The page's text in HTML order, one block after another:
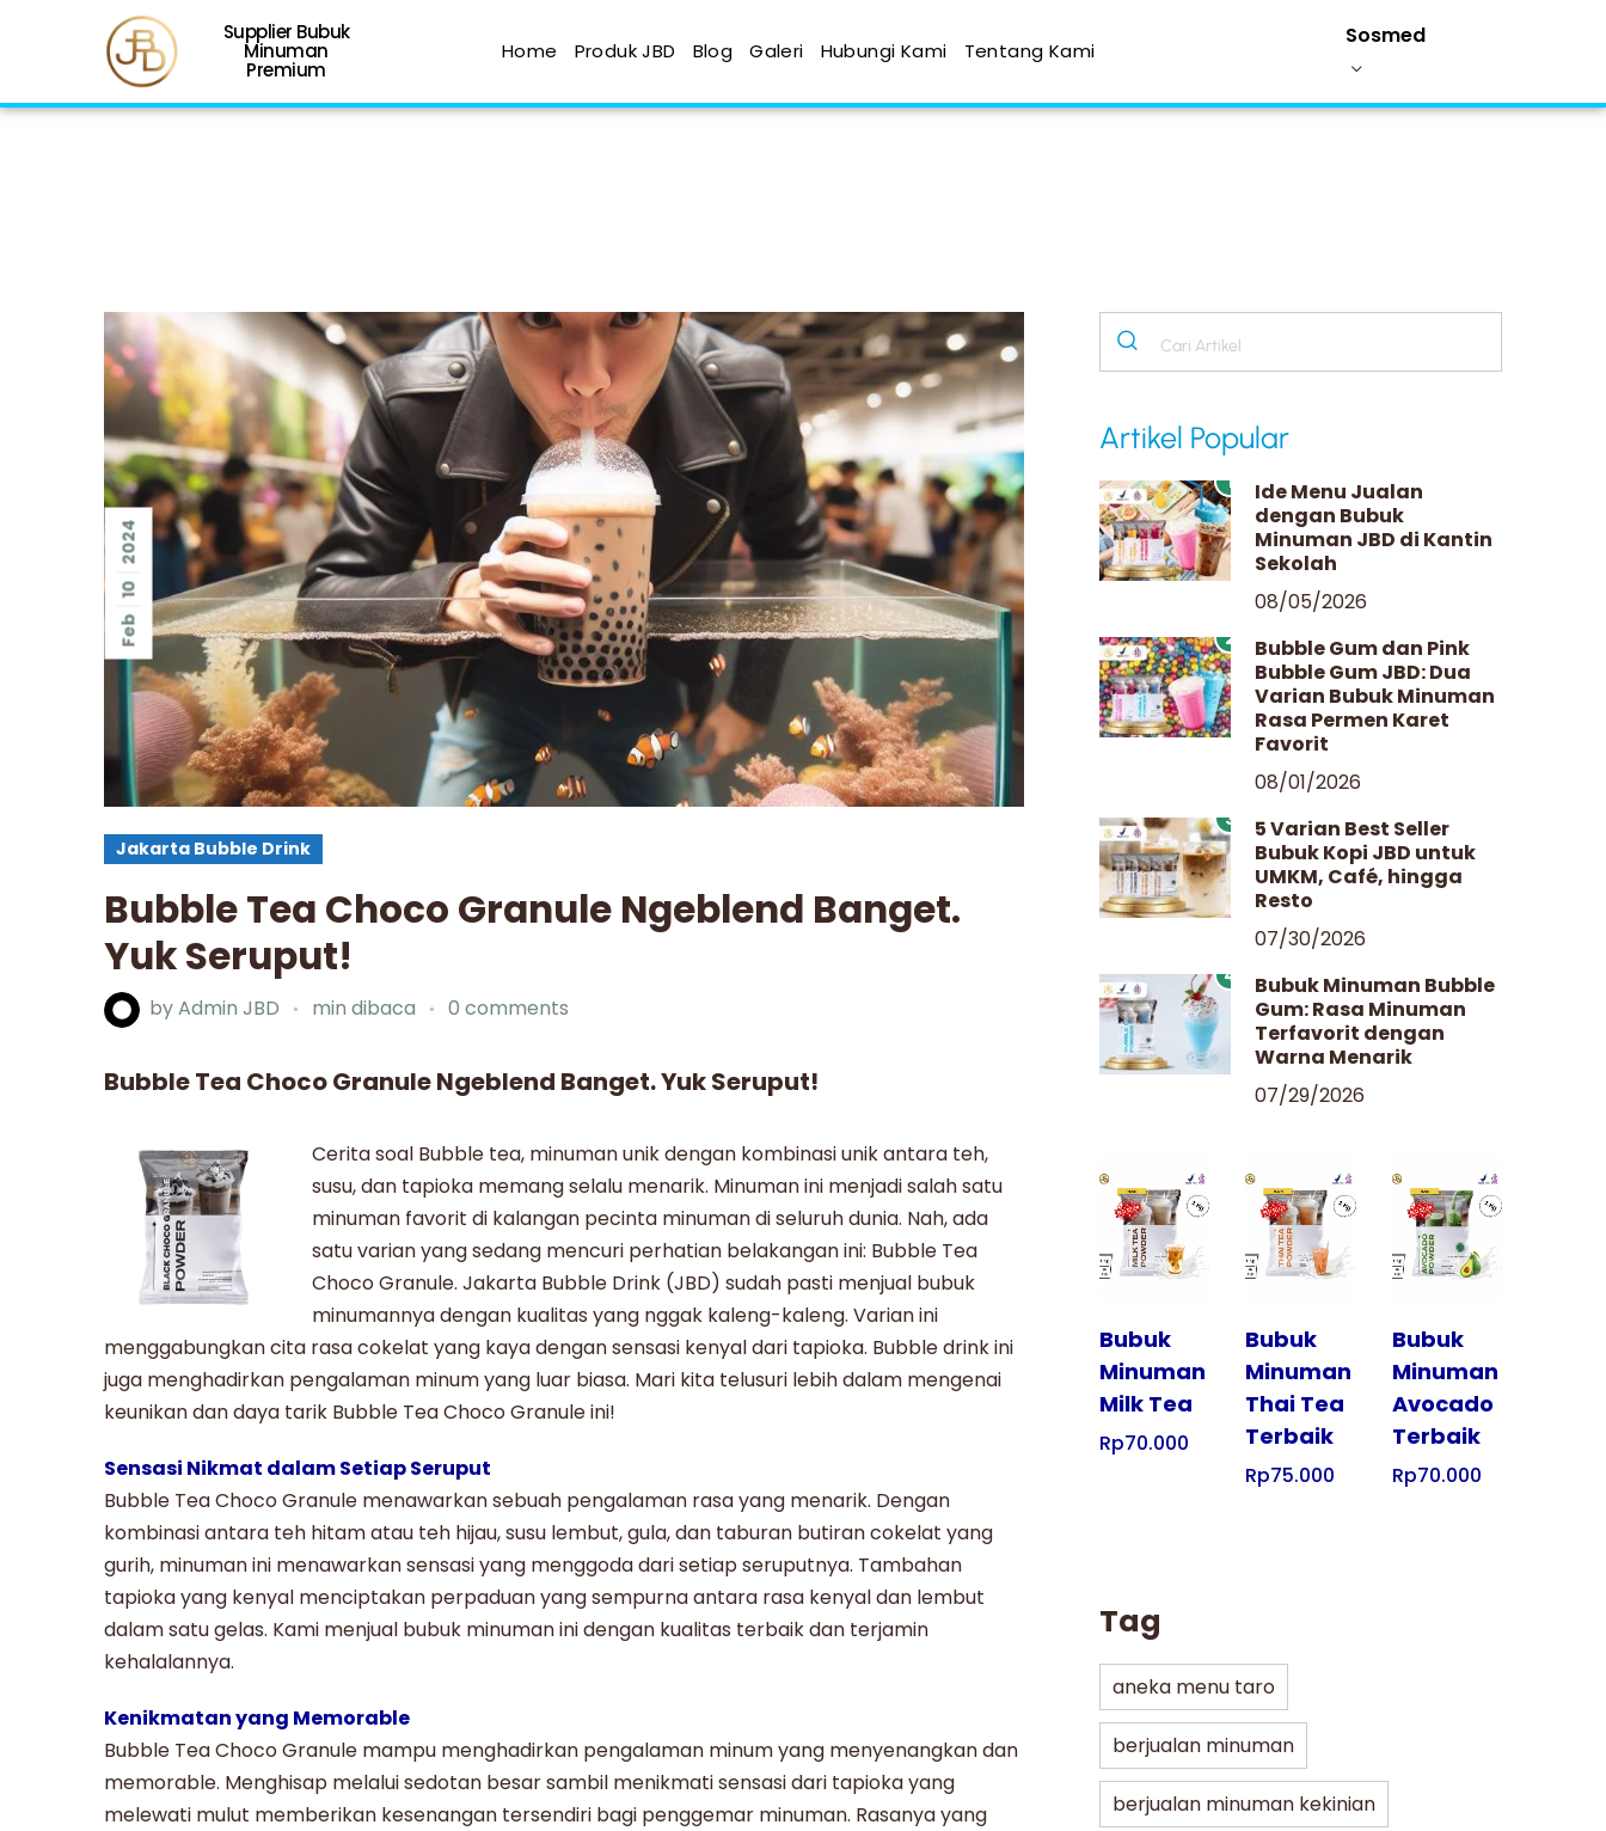
Supplier Bubuk
Minuman
Premium
Home Produk JBD Blog Galeri Hubungi Kami Tentang Kami
Sosmed
Feb
10
2024
Jakarta Bubble Drink
Bubble Tea Choco Granule Ngeblend Banget.
Yuk Seruput!
byAdmin JBD min dibaca 0 comments
Bubble Tea Choco Granule Ngeblend Banget. Yuk Seruput!
Cerita soal Bubble tea, minuman unik dengan kombinasi unik antara teh,
susu, dan tapioka memang selalu menarik. Minuman ini menjadi salah satu
minuman favorit di kalangan pecinta minuman di seluruh dunia. Nah, ada
satu varian yang sedang mencuri perhatian belakangan ini: Bubble Tea
Choco Granule. Jakarta Bubble Drink (JBD) sudah pasti menjual bubuk
minumannya dengan kualitas yang nggak kaleng-kaleng. Varian ini
menggabungkan cita rasa cokelat yang kaya dengan sensasi kenyal dari tapioka. Bubble drinkini
juga menghadirkan pengalaman minum yang luar biasa. Mari kita telusuri lebih dalam mengenai
keunikan dan daya tarik Bubble Tea Choco Granuleini!
Sensasi Nikmat dalam Setiap Seruput
Bubble Tea Choco Granule menawarkan sebuah pengalaman rasa yang menarik. Dengan
kombinasi antara teh hitam atau teh hijau, susu lembut, gula, dan taburan butiran cokelat yang
gurih, minuman ini menawarkan sensasi yang menggoda dari setiap seruputnya. Tambahan
tapioka yang kenyal menciptakan perpaduan yang sempurna antara rasa kenyal dan lembut
dalam satu gelas. Kami menjual bubuk minumanini dengan kualitas terbaik dan terjamin
kehalalannya.
Kenikmatan yang Memorable
Bubble Tea Choco Granule mampu menghadirkan pengalaman minum yang menyenangkan dan
memorable. Menghisap melalui sedotan besar sambil menikmati sensasi dari tapioka yang
melewati mulut memberikan kesenangan tersendiri bagi penggemar minuman. Rasanya yang
Artikel Popular
1
Ide Menu Jualan
dengan Bubuk
Minuman JBD di Kantin
Sekolah
08/05/2026
2
Bubble Gum dan Pink
Bubble Gum JBD: Dua
Varian Bubuk Minuman
Rasa Permen Karet
Favorit
08/01/2026
3
5 Varian Best Seller
Bubuk Kopi JBD untuk
UMKM, Café, hingga
Resto
07/30/2026
4
Bubuk Minuman Bubble
Gum: Rasa Minuman
Terfavorit dengan
Warna Menarik
07/29/2026
Tampilkan
Bubuk
Minuman
Milk Tea
Rp70.000
Tampilkan
Bubuk
Minuman
Thai Tea
Terbaik
Rp75.000
Tampilkan
Bubuk
Minuman
Avocado
Terbaik
Rp70.000
Tag
aneka menu taro
berjualan minuman
berjualan minuman kekinian